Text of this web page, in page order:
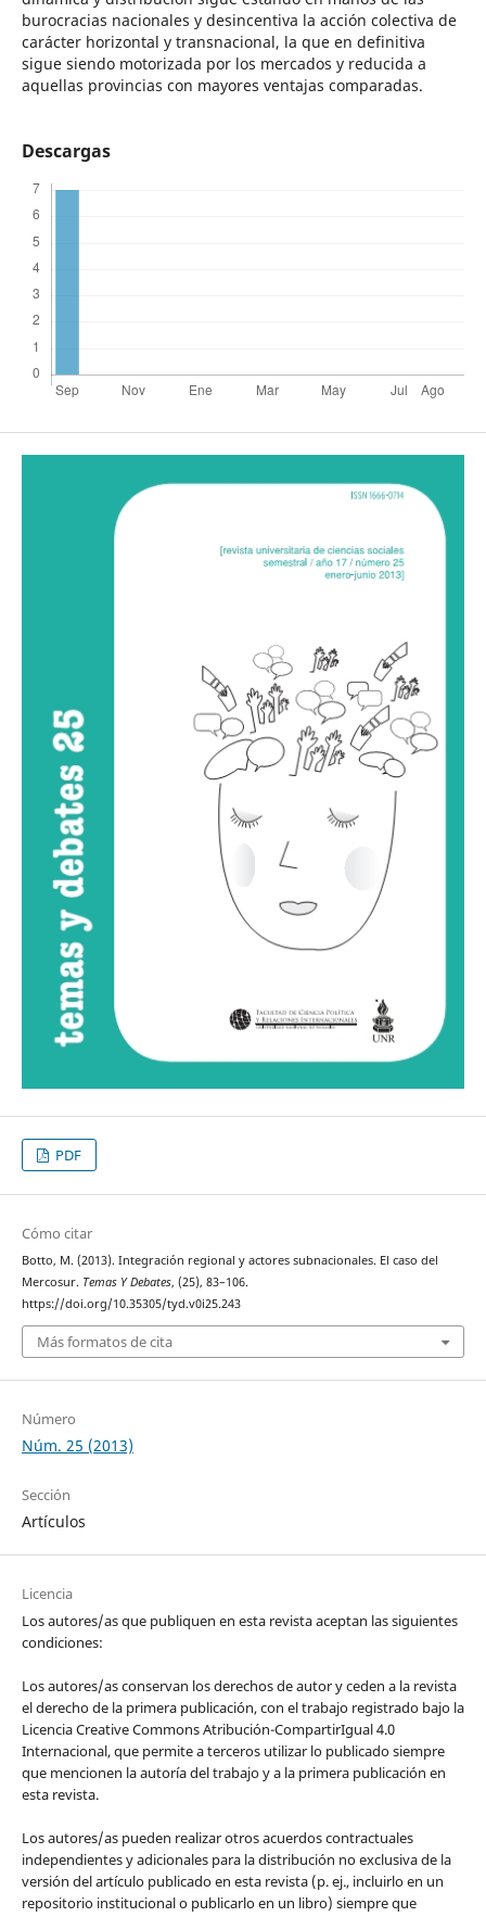
burocracias nacionales y desincentiva la acción colectiva de
carácter horizontal y transnacional, la que en definitiva
sigue siendo motorizada por los mercados y reducida a
aquellas provincias con mayores ventajas comparadas.
Descargas
PDF
Cómo citar
Botto, M. (2013). Integración regional y actores subnacionales. El caso del
Mercosur. Temas Y Debates, (25), 83–106.
https://doi.org/10.35305/tyd.v0i25.243
Más formatos de cita
Número
Núm. 25 (2013)
Sección
Artículos
Licencia
Los autores/as que publiquen en esta revista aceptan las siguientes
condiciones:
Los autores/as conservan los derechos de autor y ceden a la revista
el derecho de la primera publicación, con el trabajo registrado bajo la
Licencia Creative Commons Atribución-CompartirIgual 4.0
Internacional, que permite a terceros utilizar lo publicado siempre
que mencionen la autoría del trabajo y a la primera publicación en
esta revista.
Los autores/as pueden realizar otros acuerdos contractuales
independientes y adicionales para la distribución no exclusiva de la
versión del artículo publicado en esta revista (p. ej., incluirlo en un
repositorio institucional o publicarlo en un libro) siempre que